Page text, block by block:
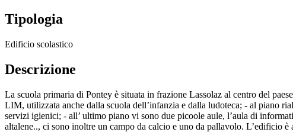
Tipologia
Edificio scolastico
Descrizione
La scuola primaria di Pontey è situata in frazione Lassolaz al centro del
LIM, utilizzata anche dalla scuola dell’infanzia e dalla ludoteca; - al piano
servizi igienici; - all’ ultimo piano vi sono due picoole aule, l’aula di
altalene.., ci sono inoltre un campo da calcio e uno da pallavolo. L’edificio